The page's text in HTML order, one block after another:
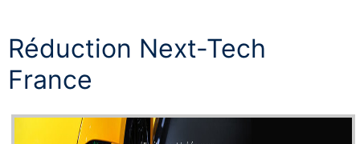
Réduction Next-Tech
France